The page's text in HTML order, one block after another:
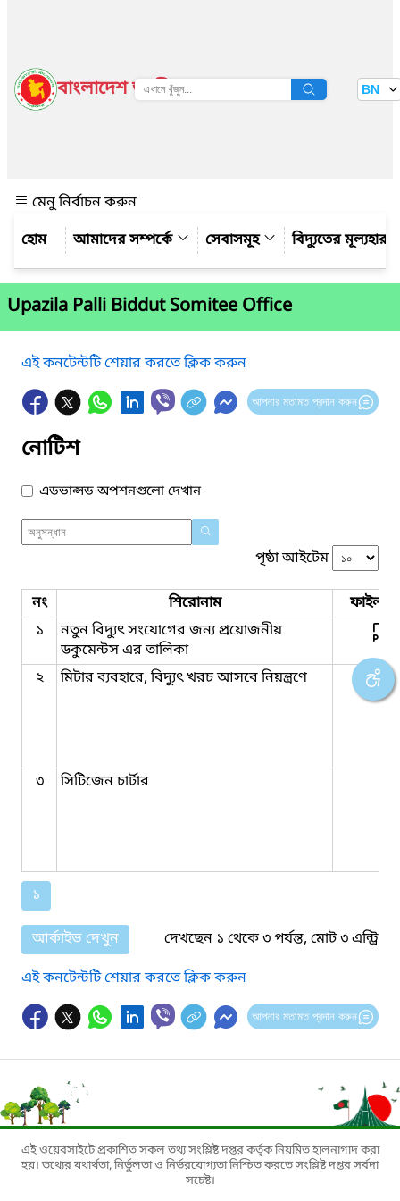
বাংলাদেশ জাতীয় তথ্য বাতায়ন BN
মেনু নির্বাচন করুন
আমাদের সম্পর্কে
সেবাসমূহ বিদ্যুতের মূল্যহার
Upazila Palli Biddut Somitee Office
এই কনটেন্টটি শেয়ার করতে ক্লিক করুন
আপনার মতামত প্রদান করুন
নোটিশ
এডভান্সড অপশনগুলো দেখান
পৃষ্ঠা আইটেম
নং শিরোনাম
ফাইল
১
নতুন বিদ্যুৎ সংযোগের জন্য প্রয়োজনীয়
ডকুমেন্টস এর তালিকা
২
মিটার ব্যবহারে, বিদ্যুৎ খরচ আসবে নিয়ন্ত্রণে
৩ সিটিজেন চার্টার
১
আর্কাইভ দেখুন
দেখছেন ১ থেকে ৩ পর্যন্ত, মোট ৩ এন্ট্রি
এই কনটেন্টটি শেয়ার করতে ক্লিক করুন
আপনার মতামত প্রদান করুন
এই ওয়েবসাইটে প্রকাশিত সকল তথ্য সংশ্লিষ্ট দপ্তর কর্তৃক নিয়মিত হালনাগাদ করা
হয়। তথ্যের যথার্থতা, নির্ভুলতা ও নির্ভরযোগ্যতা নিশ্চিত করতে সংশ্লিষ্ট দপ্তর সর্বদা
সচেষ্ট।